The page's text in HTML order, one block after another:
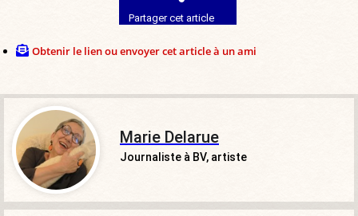
Partager cet article
Obtenir le lien ou envoyer cet article à un ami
Marie Delarue
Journaliste à BV, artiste